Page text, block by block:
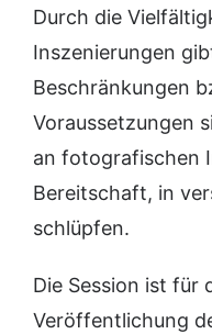
Durch die
Inszenierungen
Beschränkungen
Voraussetzungen
an fotografischen
Bereitschaft, in
schlüpfen.
Die Session ist für
Veröffentlichung